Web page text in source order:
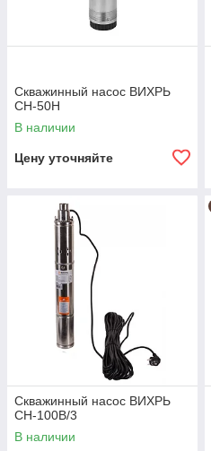
Скважинный насос ВИХРЬ
СН-50Н
В наличии
Цену уточняйте
Скважинный насос ВИХРЬ
СН-100В/3
В наличии